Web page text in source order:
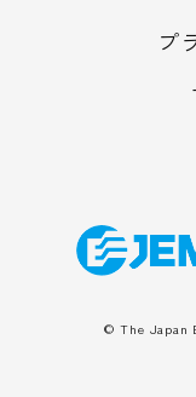
プ
© The Japan